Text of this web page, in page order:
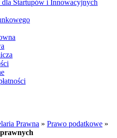
Startupów i Innowacyjnych
Prawna » Prawo podatkowe »